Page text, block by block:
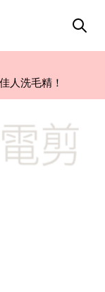
人洗毛精！